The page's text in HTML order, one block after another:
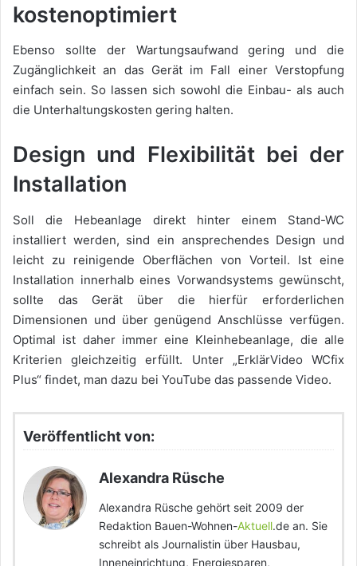
kostenoptimiert
Ebenso sollte der Wartungsaufwand gering und die
Zugänglichkeit an das Gerät im Fall einer Verstopfung
einfach sein. So lassen sich sowohl die Einbau- als auch
die Unterhaltungskosten gering halten.
Design und Flexibilität bei der
Installation
Soll die Hebeanlage direkt hinter einem Stand-WC
installiert werden, sind ein ansprechendes Design und
leicht zu reinigende Oberflächen von Vorteil. Ist eine
Installation innerhalb eines Vorwandsystems gewünscht,
sollte das Gerät über die hierfür erforderlichen
Dimensionen und über genügend Anschlüsse verfügen.
Optimal ist daher immer eine Kleinhebeanlage, die alle
Kriterien gleichzeitig erfüllt. Unter „ErklärVideo WCfix
Plus“ findet, man dazu bei YouTube das passende Video.
Veröffentlicht von:
Alexandra Rüsche
Alexandra Rüsche gehört seit 2009 der
Redaktion Bauen-Wohnen-Aktuell.de an. Sie
schreibt als Journalistin über Hausbau,
Inneneinrichtung, Energiesparen,